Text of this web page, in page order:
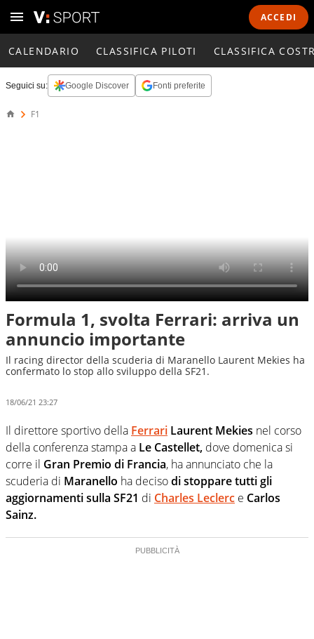
ACCEDI
CALENDARIO CLASSIFICA PILOTI CLASSIFICA
Seguici su: Google Discover Fonti preferite
F1
Formula 1, svolta Ferrari: arriva un
annuncio importante
Il racing director della scuderia di Maranello Laurent Mekies ha
confermato lo stop allo sviluppo della SF21.
18/06/21 23:27
Il direttore sportivo della Ferrari Laurent Mekies nel corso
della conferenza stampa a Le Castellet, dove domenica si
corre il Gran Premio di Francia, ha annunciato che la
scuderia di Maranello ha decisodi stoppare tutti gli
aggiornamenti sulla SF21 di Charles Leclerc e Carlos
Sainz.